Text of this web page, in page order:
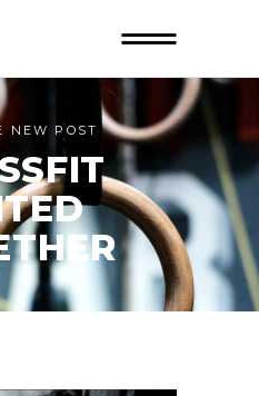
NEW POST